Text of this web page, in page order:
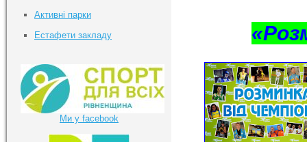
Активні парки
Естафети закладу
Ми у facebook